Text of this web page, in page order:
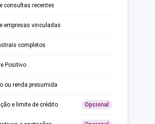
consultas recentes
empresas vinculadas
completos
Positivo
ou renda presumida
e limite de crédito Opcional